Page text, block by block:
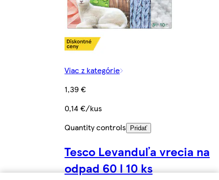
Viac z kategórie
1,39 €
0,14 €/kus
Quantity controls
Pridať
Tesco Levanduľa vrecia na
odpad 60 l 10 ks